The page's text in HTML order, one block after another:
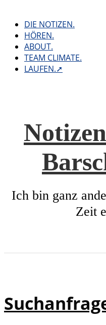
contentDIE NOTIZEN.
HÖREN.
ABOUT.
TEAM CLIMATE.
LAUFEN.➚
Ich bin ganz
Zeit